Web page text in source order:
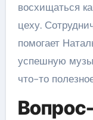
восхищаться
цеху.
помогает
успешную
что-то